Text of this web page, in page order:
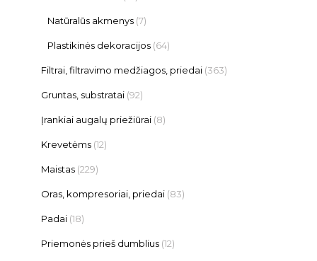
Natūralūs akmenys (7)
Plastikinės dekoracijos (64)
Filtrai, filtravimo medžiagos, priedai (363)
Gruntas, substratai (92)
Įrankiai augalų priežiūrai (8)
Krevetėms (12)
Maistas (229)
Oras, kompresoriai, priedai (83)
Padai (18)
Priemonės prieš dumblius (12)